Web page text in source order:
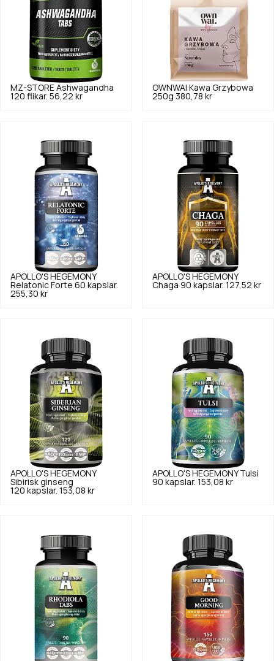
MZ-STORE Ashwagandha
120 flikar. 56,22 kr
OWNWAI Kawa Grzybowa
250g 380,78 kr
APOLLO'S HEGEMONY
Relatonic Forte 60 kapslar.
255,30 kr
APOLLO'S HEGEMONY
Chaga 90 kapslar. 127,52 kr
APOLLO'S HEGEMONY
Sibirisk ginseng
120 kapslar. 153,08 kr
APOLLO'S HEGEMONY Tulsi
90 kapslar. 153,08 kr